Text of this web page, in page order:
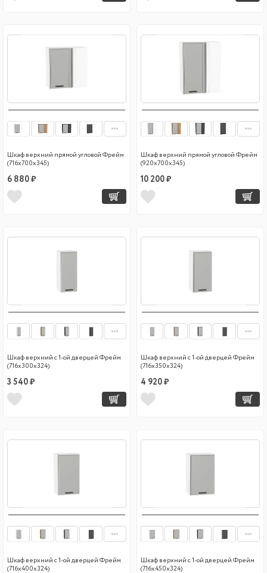
Шкаф верхний прямой угловой Фрейм
(716х700х345)
6 880 ₽
Шкаф верхний прямой угловой Фрейм
(920х700х345)
10 200 ₽
Шкаф верхний с 1-ой дверцей Фрейм
(716х300х324)
3 540 ₽
Шкаф верхний с 1-ой дверцей Фрейм
(716х350х324)
4 920 ₽
Шкаф верхний с 1-ой дверцей Фрейм
(716х400х324)
Шкаф верхний с 1-ой дверцей Фрейм
(716х450х324)